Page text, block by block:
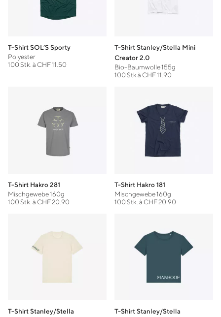
T-Shirt SOL’S Sporty
Polyester
100 Stk. à CHF 11.50
T-Shirt Stanley/Stella Mini
Creator 2.0
Bio-Baumwolle 155g
100 Stk à CHF 11.90
T-Shirt Hakro 281
Mischgewebe 160g
100 Stk. à CHF 20.90
T-Shirt Hakro 181
Mischgewebe 160g
100 Stk. à CHF 20.90
T-Shirt Stanley/Stella
T-Shirt Stanley/Stella